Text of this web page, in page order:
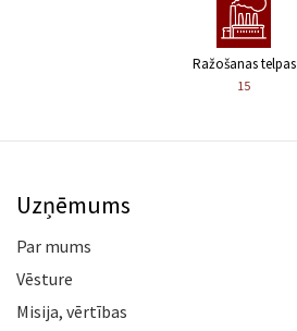
Ražošanas telpas
15
Uzņēmums
Par mums
Vēsture
Misija, vērtības